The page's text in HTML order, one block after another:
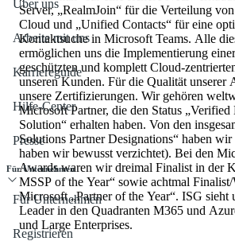
Server, „RealmJoin“ für die Verteilung
Cloud und „Unified Contacts“ für eine
Kontaktsuche in Microsoft Teams. Alle
ermöglichen uns die Implementierung
geschützten und komplett Cloud-
unseren Kunden. Für die Qualität unserer Arbeit sprechen
unsere Zertifizierungen. Wir gehören
Microsoft Partner, die den Status
Solution“ erhalten haben. Von den
Solutions Partner Designations“ haben
haben wir bewusst verzichtet). Bei den
Awards waren wir dreimal Finalist in der
MSSP of the Year“ sowie achtmal
Microsoft „Partner of the Year“. ISG sieht
Leader in den Quadranten M365 und
und Large Enterprises.
Über uns
Arbeite mit uns
Karriereguide
Hilfe-Center
Presse
Für Unternehmen
Für Unternehmen
Registrieren